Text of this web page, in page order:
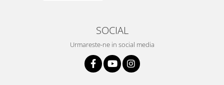
SOCIAL
Urmareste-ne in social media